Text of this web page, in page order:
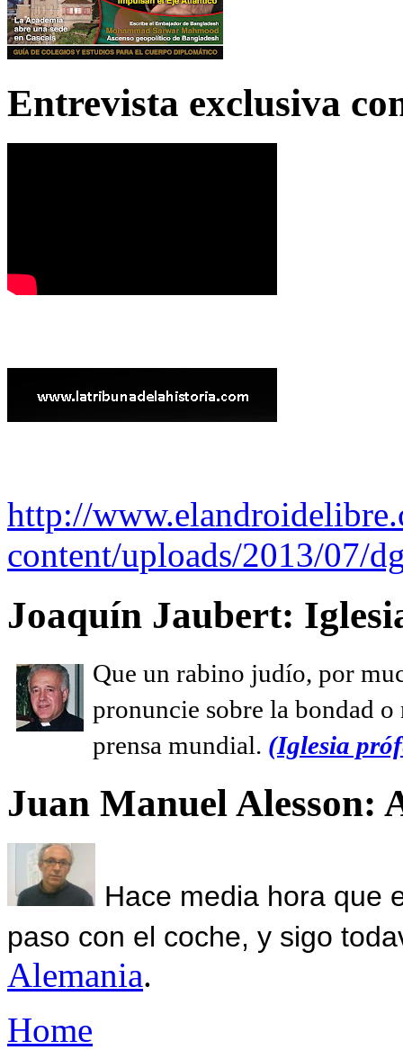
Entrevista exclusiva
http://
content/uploads/2013/07/
Joaquín Jaubert:
Que un rabino judío, por
pronuncie sobre la bondad
prensa mundial. (Iglesia
Juan Manuel Alesson:
Hace media hora que
paso con el coche, y sigo
Alemania.
Home